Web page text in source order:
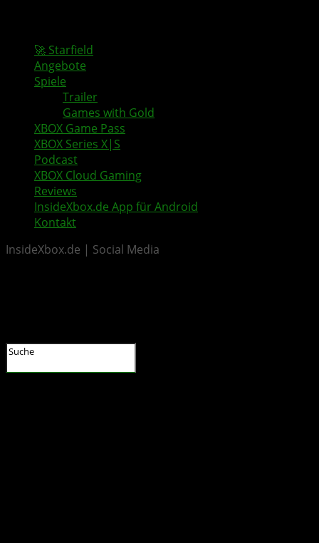
🚀 Starfield
Angebote
Spiele
Trailer
Games with Gold
XBOX Game Pass
XBOX Series X|S
Podcast
XBOX Cloud Gaming
Reviews
InsideXbox.de App für Android
Kontakt
InsideXbox.de | Social Media